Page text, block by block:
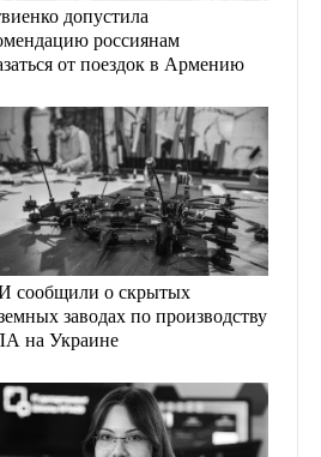
допустила
россиянам
от поездок в Армению
сообщили о скрытых
заводах по производству
на Украине